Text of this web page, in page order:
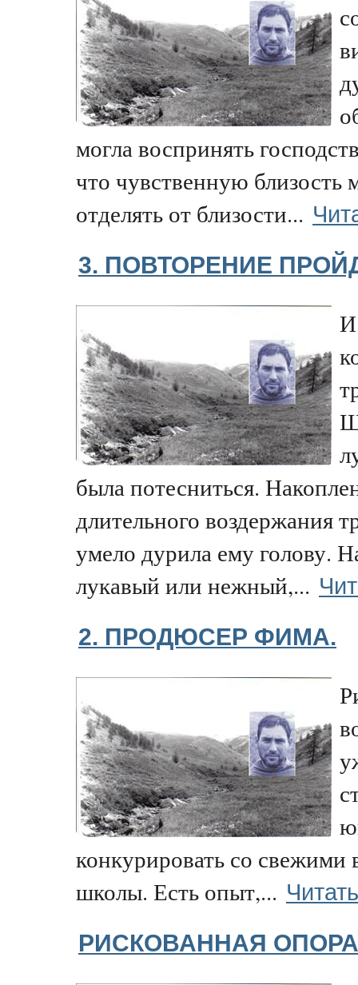
могла воспринять
что чувственную
отделять от близости...
3. ПОВТОРЕНИЕ
И
была потесниться.
длительного воздержания
умело дурила ему голову.
лукавый или нежный,...
2. ПРОДЮСЕР ФИМА.
конкурировать со
школы. Есть опыт,...
РИСКОВАННАЯ